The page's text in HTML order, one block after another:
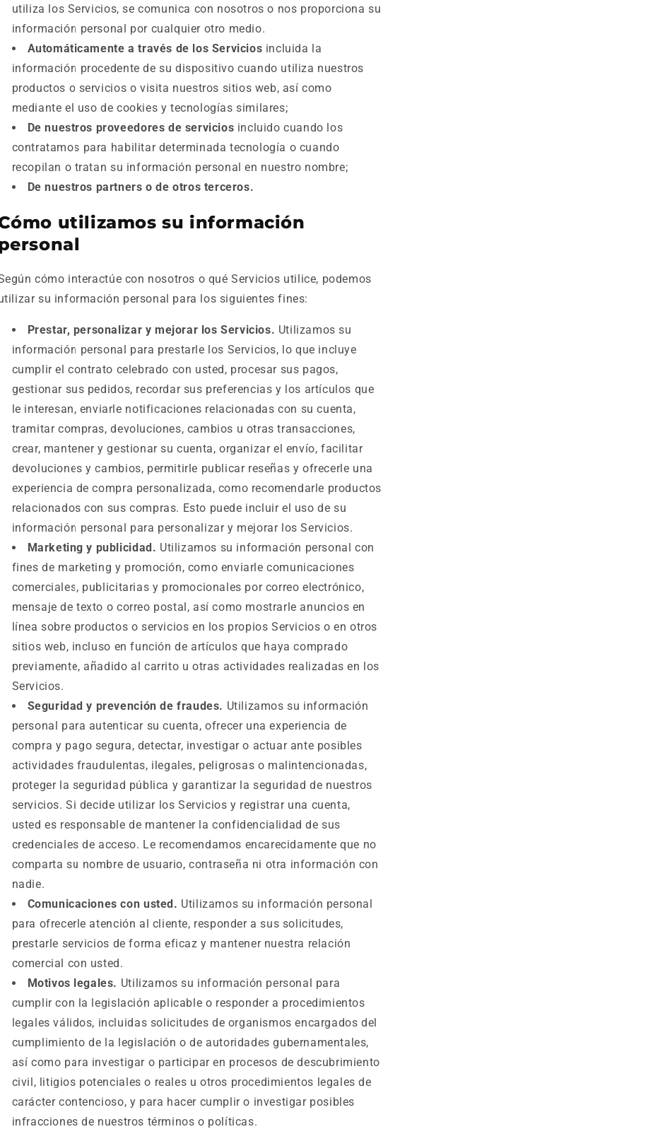
utiliza los Servicios, se comunica con nosotros o nos proporciona su
información personal por cualquier otro medio.
Automáticamente a través de los Servicios incluida la
información procedente de su dispositivo cuando utiliza nuestros
productos o servicios o visita nuestros sitios web, así como
mediante el uso de cookies y tecnologías similares;
De nuestros proveedores de servicios incluido cuando los
contratamos para habilitar determinada tecnología o cuando
recopilan o tratan su información personal en nuestro nombre;
De nuestros partners o de otros terceros.
utilizamos su información
cómo interactúe con nosotros o qué Servicios utilice, podemos
su información personal para los siguientes fines:
Prestar, personalizar y mejorar los Servicios. Utilizamos su
información personal para prestarle los Servicios, lo que incluye
cumplir el contrato celebrado con usted, procesar sus pagos,
gestionar sus pedidos, recordar sus preferencias y los artículos que
le interesan, enviarle notificaciones relacionadas con su cuenta,
tramitar compras, devoluciones, cambios u otras transacciones,
crear, mantener y gestionar su cuenta, organizar el envío, facilitar
devoluciones y cambios, permitirle publicar reseñas y ofrecerle una
experiencia de compra personalizada, como recomendarle productos
relacionados con sus compras. Esto puede incluir el uso de su
información personal para personalizar y mejorar los Servicios.
Marketing y publicidad. Utilizamos su información personal con
fines de marketing y promoción, como enviarle comunicaciones
comerciales, publicitarias y promocionales por correo electrónico,
mensaje de texto o correo postal, así como mostrarle anuncios en
línea sobre productos o servicios en los propios Servicios o en otros
sitios web, incluso en función de artículos que haya comprado
previamente, añadido al carrito u otras actividades realizadas en los
Servicios.
Seguridad y prevención de fraudes. Utilizamos su información
personal para autenticar su cuenta, ofrecer una experiencia de
compra y pago segura, detectar, investigar o actuar ante posibles
actividades fraudulentas, ilegales, peligrosas o malintencionadas,
proteger la seguridad pública y garantizar la seguridad de nuestros
servicios. Si decide utilizar los Servicios y registrar una cuenta,
usted es responsable de mantener la confidencialidad de sus
credenciales de acceso. Le recomendamos encarecidamente que no
comparta su nombre de usuario, contraseña ni otra información con
nadie.
Comunicaciones con usted. Utilizamos su información personal
para ofrecerle atención al cliente, responder a sus solicitudes,
prestarle servicios de forma eficaz y mantener nuestra relación
comercial con usted.
Motivos legales. Utilizamos su información personal para
cumplir con la legislación aplicable o responder a procedimientos
legales válidos, incluidas solicitudes de organismos encargados del
cumplimiento de la legislación o de autoridades gubernamentales,
así como para investigar o participar en procesos de descubrimiento
civil, litigios potenciales o reales u otros procedimientos legales de
carácter contencioso, y para hacer cumplir o investigar posibles
infracciones de nuestros términos o políticas.